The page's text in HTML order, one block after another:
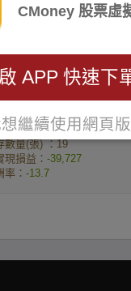
成的小資族910 11
17 高賣
現損益： -1,030
率：
的etf大師
數量(張) ：19
現損益： -39,727
率： -13.7
CMoney 股票虛
APP 快速下
繼續使用網頁版